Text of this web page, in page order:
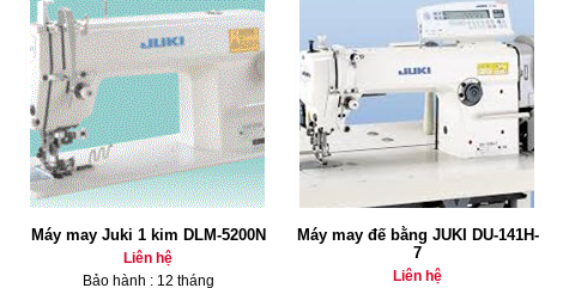
Máy may Juki 1 kim DLM-5200N
Liên hệ
Bảo hành : 12 tháng
Máy may đế bằng JUKI DU-141H-
7
Liên hệ